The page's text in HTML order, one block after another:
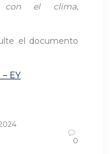
con el clima,
el documento
EY
0